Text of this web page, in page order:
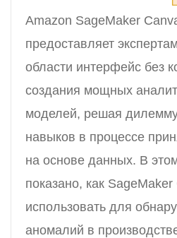
Amazon SageMaker
предоставляет
области интерфейс без
создания мощных
моделей, решая
навыков в процессе
на основе данных. В
показано, как
использовать для
аномалий в